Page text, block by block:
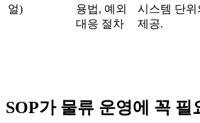
얼)
용법, 예외
대응 절차
시스템 단위
제공.
SOP가 물류 운영에 꼭 필